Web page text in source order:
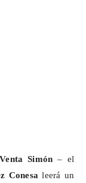
Venta Simón – el
Conesa leerá un